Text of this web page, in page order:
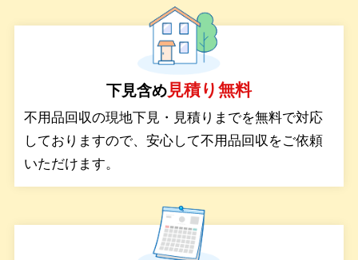
料金
対応エリア
お客様の声
下見含め見積り無料
不用品回収の現地下見・見積りまでを無料で対応
しておりますので、安心して不用品回収をご依頼
いただけます。